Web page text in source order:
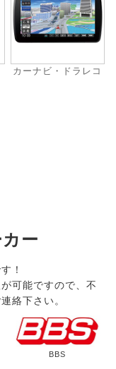
カーナビ・ドラレコ
ー
！
可能ですので、不
絡下さい。
BBS